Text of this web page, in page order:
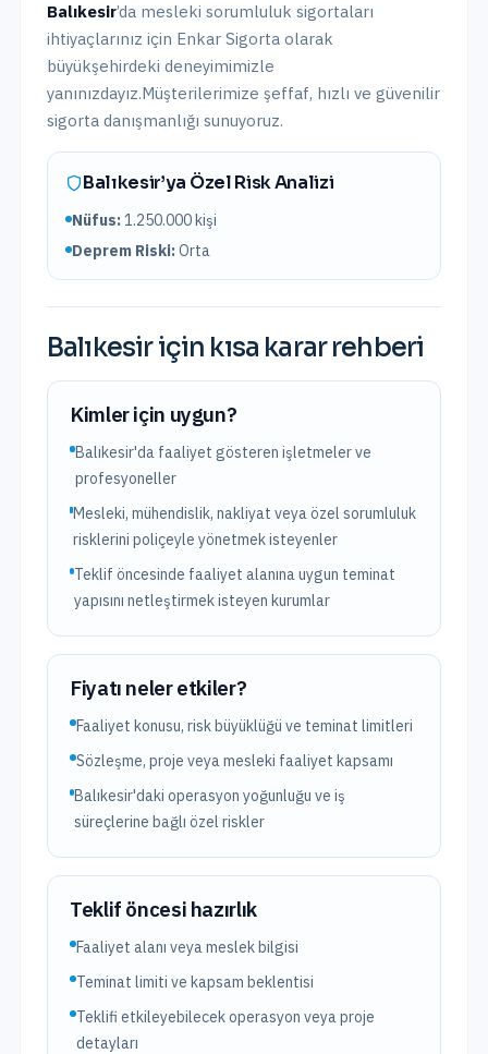
Balıkesir’da mesleki sorumluluk sigortaları
ihtiyaçlarınız için Enkar Sigorta olarak
büyükşehirdeki deneyimimizle
yanınızdayız.Müşterilerimize şeffaf, hızlı ve güvenilir
sigorta danışmanlığı sunuyoruz.
Balıkesir’ya Özel Risk Analizi
Nüfus:1.250.000kişi
Deprem Riski:Orta
Balıkesiriçin kısa karar rehberi
Kimler için uygun?
Balıkesir'da faaliyet gösteren işletmeler ve
profesyoneller
Mesleki, mühendislik, nakliyat veya özel sorumluluk
risklerini poliçeyle yönetmek isteyenler
Teklif öncesinde faaliyet alanına uygun teminat
yapısını netleştirmek isteyen kurumlar
Fiyatı neler etkiler?
Faaliyet konusu, risk büyüklüğü ve teminat limitleri
Sözleşme, proje veya mesleki faaliyet kapsamı
Balıkesir'daki operasyon yoğunluğu ve iş
süreçlerine bağlı özel riskler
Teklif öncesi hazırlık
Faaliyet alanı veya meslek bilgisi
Teminat limiti ve kapsam beklentisi
Teklifi etkileyebilecek operasyon veya proje
detayları